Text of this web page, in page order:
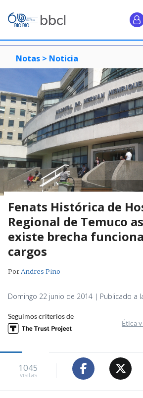
Notas > Noticia
Fenats Histórica de
Regional de Temuco
existe brecha
cargos
PorAndres Pino
Domingo 22 junio de 2014 | Publicado a
Seguimos criterios de
Ética
1045
visitas